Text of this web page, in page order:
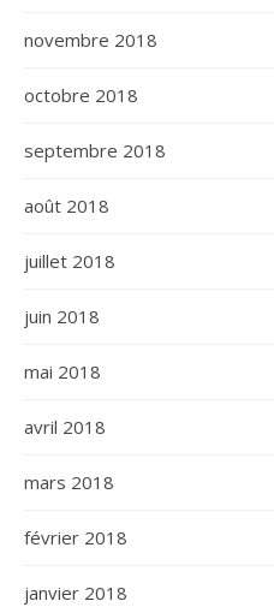
novembre 2018
octobre 2018
septembre 2018
août 2018
juillet 2018
juin 2018
mai 2018
avril 2018
mars 2018
février 2018
janvier 2018